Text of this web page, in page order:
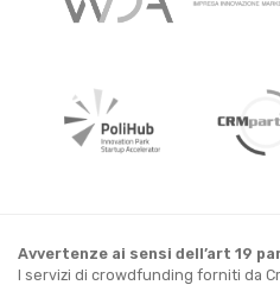
Avvertenze ai sensi dell’art 19
I servizi di crowdfunding forniti da